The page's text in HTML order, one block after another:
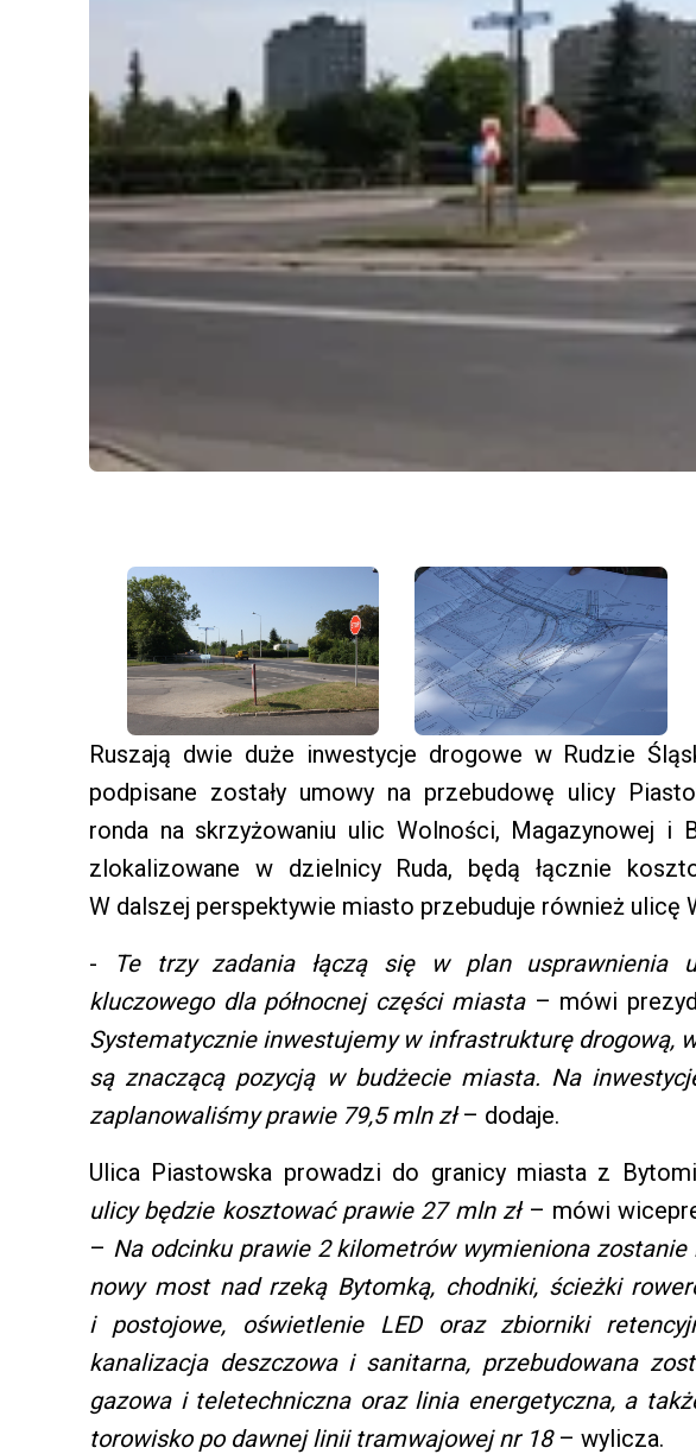
Ruszają dwie duże inwestycje drogowe w Rudzie
podpisane zostały umowy na przebudowę ulicy
ronda na skrzyżowaniu ulic Wolności, Magazynowej i
zlokalizowane w dzielnicy Ruda, będą łącznie
W dalszej perspektywie miasto przebuduje również ulicę
-
Te trzy zadania łączą się w plan usprawnienia
kluczowego dla północnej części miasta– mówi
Systematycznie inwestujemy w infrastrukturę drogową,
są znaczącą pozycją w budżecie miasta. Na
zaplanowaliśmy prawie 79,5 mln zł– dodaje.
Ulica Piastowska prowadzi do granicy miasta z
ulicy będzie kosztować prawie 27 mln zł– mówi
– Na odcinku prawie 2 kilometrów wymieniona
nowy most nad rzeką Bytomką, chodniki, ścieżki
i postojowe, oświetlenie LED oraz zbiorniki
kanalizacja deszczowa i sanitarna, przebudowana
gazowa i teletechniczna oraz linia energetyczna, a
torowisko po dawnej linii tramwajowej nr 18– wylicza.